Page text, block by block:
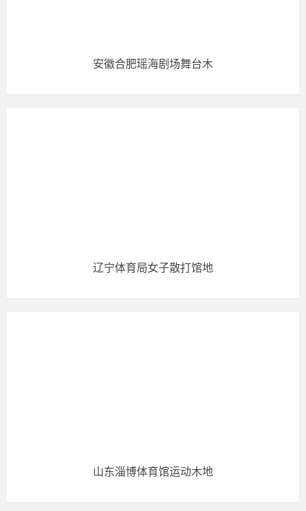
安徽合肥瑶海剧场舞台木
辽宁体育局女子散打馆地
山东淄博体育馆运动木地